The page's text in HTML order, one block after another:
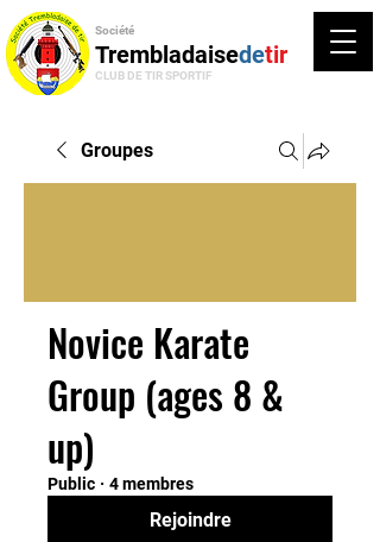
Société
Trembladaisedetir
CLUB DE TIR SPORTIF
Groupes
Novice Karate
Group (ages 8 &
up)
Public · 4 membres
Rejoindre